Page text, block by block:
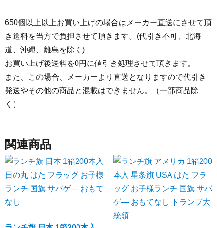
650個以上以上お買い上げの場合はメーカー直送にさせて頂
き送料を当方で負担させて頂きます。(代引き不可、北海
道、沖縄、離島を除く)
お買い上げ後送料を0円に値引き処理させて頂きます。
また、この場合、メーカーより直送となりますので代引き
発送やその他の商品と混載はできません。（一部商品除
く）
関連商品